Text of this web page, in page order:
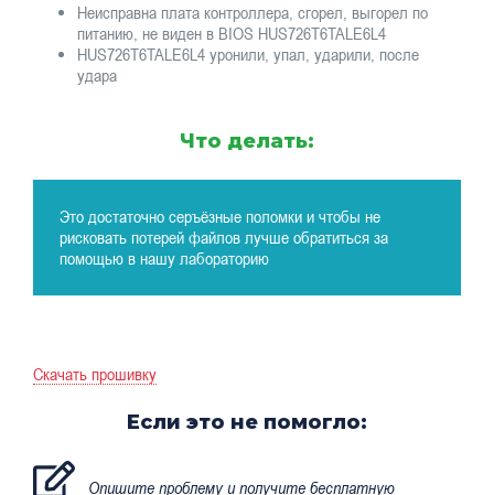
Неисправна плата контроллера, сгорел, выгорел по
питанию, не виден в BIOS HUS726T6TALE6L4
HUS726T6TALE6L4 уронили, упал, ударили, после
удара
Что делать:
Это достаточно серъёзные поломки и чтобы не
рисковать потерей файлов лучше обратиться за
помощью в нашу лабораторию
Скачать прошивку
Если это не помогло:
Опишите проблему и получите бесплатную